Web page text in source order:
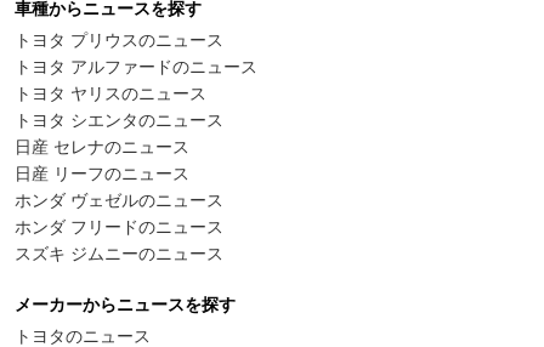
車種からニュースを探す
トヨタ プリウスのニュース
トヨタ アルファードのニュース
トヨタ ヤリスのニュース
トヨタ シエンタのニュース
日産 セレナのニュース
日産 リーフのニュース
ホンダ ヴェゼルのニュース
ホンダ フリードのニュース
スズキ ジムニーのニュース
メーカーからニュースを探す
トヨタのニュース